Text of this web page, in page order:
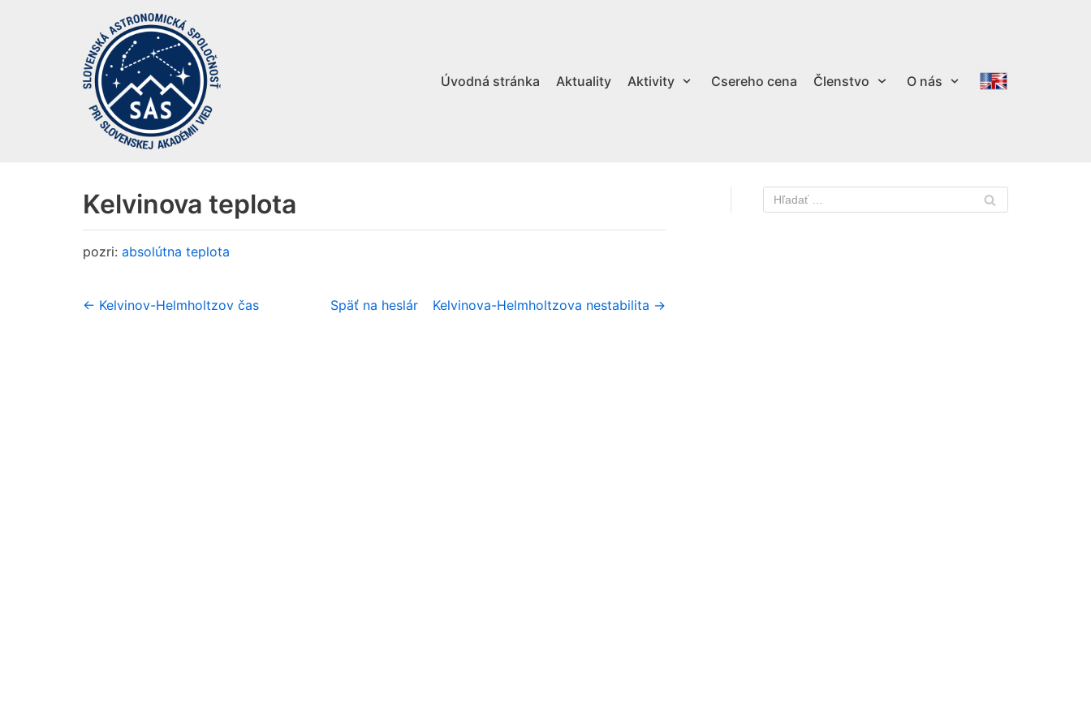
Úvodná stránka Aktuality Aktivity Csereho cena Členstvo O nás
Kelvinova teplota
pozri: absolútna teplota
← Kelvinov-Helmholtzov čas Späť na heslár Kelvinova-Helmholtzova nestabilita →